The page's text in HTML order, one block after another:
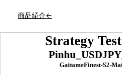
商品紹介←